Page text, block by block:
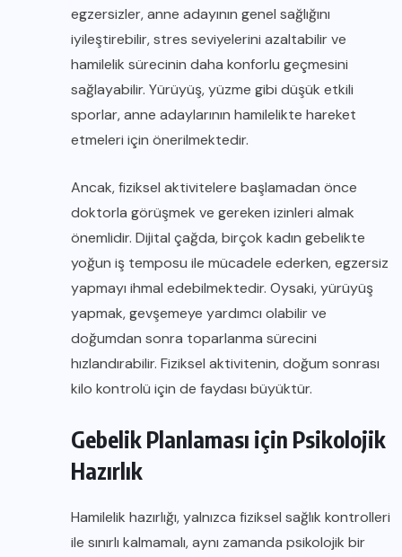
egzersizler, anne adayının genel sağlığını
iyileştirebilir, stres seviyelerini azaltabilir ve
hamilelik sürecinin daha konforlu geçmesini
sağlayabilir. Yürüyüş, yüzme gibi düşük etkili
sporlar, anne adaylarının hamilelikte hareket
etmeleri için önerilmektedir.
Ancak, fiziksel aktivitelere başlamadan önce
doktorla görüşmek ve gereken izinleri almak
önemlidir. Dijital çağda, birçok kadın gebelikte
yoğun iş temposu ile mücadele ederken, egzersiz
yapmayı ihmal edebilmektedir. Oysaki, yürüyüş
yapmak, gevşemeye yardımcı olabilir ve
doğumdan sonra toparlanma sürecini
hızlandırabilir. Fiziksel aktivitenin, doğum sonrası
kilo kontrolü için de faydası büyüktür.
Gebelik Planlaması için Psikolojik
Hazırlık
Hamilelik hazırlığı, yalnızca fiziksel sağlık kontrolleri
ile sınırlı kalmamalı, aynı zamanda psikolojik bir